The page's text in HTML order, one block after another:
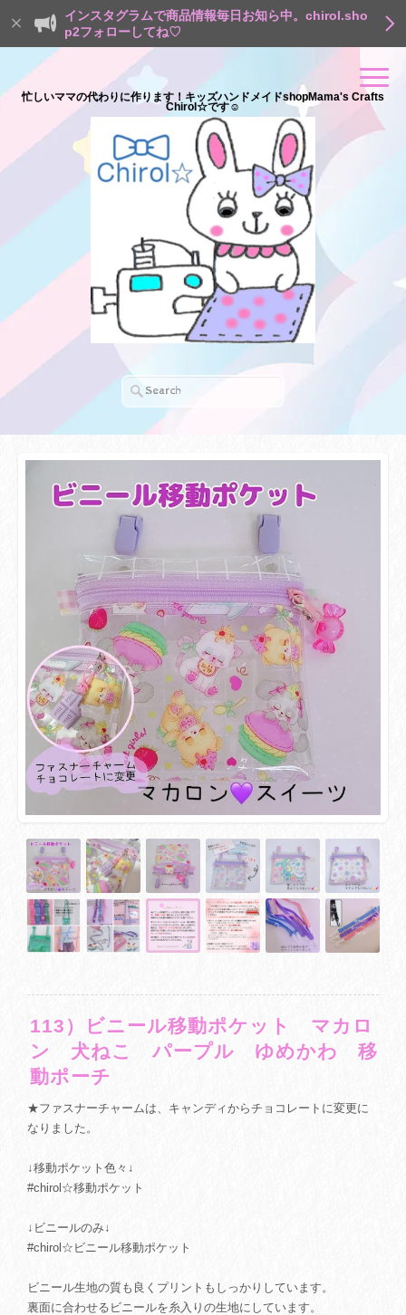
インスタグラムで商品情報毎日お知ら中。chirol.sho
p2フォローしてね♡
忙しいママの代わりに作ります！キッズハンドメイドshopMama's Crafts
Chirol☆です☺
113）ビニール移動ポケット マカロ
ン 犬ねこ パープル ゆめかわ 移
動ポーチ
★ファスナーチャームは、キャンディからチョコレートに変更に
なりました。
↓移動ポケット色々↓
#chirol☆移動ポケット
↓ビニールのみ↓
#chirol☆ビニール移動ポケット
ビニール生地の質も良くプリントもしっかりしています。
裏面に合わせるビニールを糸入りの生地にしています。